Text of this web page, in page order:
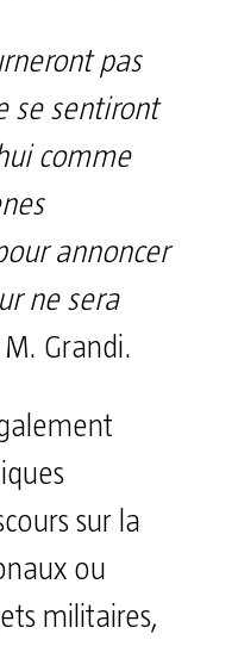
pas
se sentiront
comme
annoncer
ne sera
Grandi.
sur la
ou
militaires,